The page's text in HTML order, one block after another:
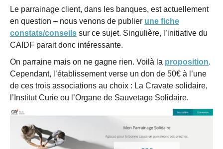
Le parrainage client, dans les banques, est actuellement
en question – nous venons de publier une fiche
constats/conseils sur ce sujet. Singulière, l’initiative du
CAIDF parait donc intéressante.
On parraine mais on ne gagne rien. Voilà la proposition.
Cependant, l’établissement verse un don de 50€ à l’une
de ces trois associations au choix : La Cravate solidaire,
l’Institut Curie ou l’Organe de Sauvetage Solidaire.